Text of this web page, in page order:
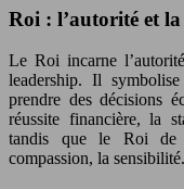
Roi : l’autorité et
Le Roi incarne
leadership. Il
prendre des décisions
réussite financière, la
tandis que le Roi de
compassion, la sensibilité.